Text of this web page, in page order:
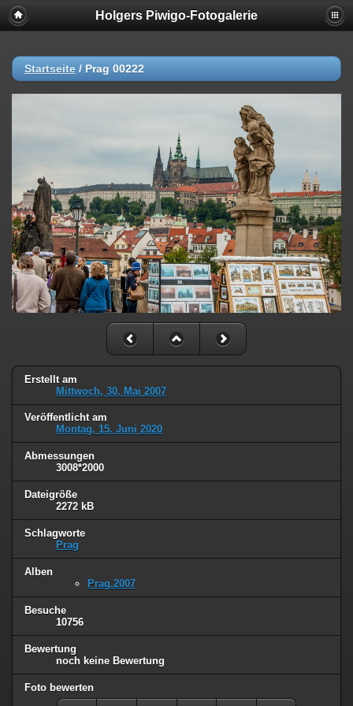
Holgers Piwigo-Fotogalerie
Startseite / Prag 00222
Erstellt am
Mittwoch, 30. Mai 2007
Veröffentlicht am
Montag, 15. Juni 2020
Abmessungen
3008*2000
Dateigröße
2272 kB
Schlagworte
Prag
Alben
Prag.2007
Besuche
10756
Bewertung
noch keine Bewertung
Foto bewerten